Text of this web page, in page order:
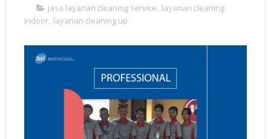
jasa layanan cleaning service, layanan cleaning
indoor, layanan cleaning up